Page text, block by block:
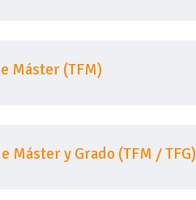
Máster (TFM)
Máster y Grado (TFM / TFG)